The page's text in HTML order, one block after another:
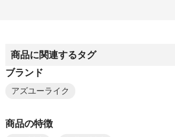
商品に関連するタグ
ブランド
アズユーライク
商品の特徴